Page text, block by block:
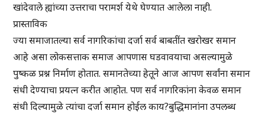
खांदेवाले ह्यांच्या उत्तराचा परामर्श येथे घेण्यात आलेला नाही.
प्रास्ताविक
ज्या समाजातल्या सर्व नागरिकांचा दर्जा सर्व बाबतींत खरोखर समान
आहे असा लोकसत्ताक समाज आपणास घडवावयाचा असल्यामुळे
पुष्कळ प्रश्न निर्माण होतात. समानतेच्या हेतूने आज आपण सर्वांना समान
संधी देण्याचा प्रयत्न करीत आहोत. पण सर्व नागरिकांना केवळ समान
संधी दिल्यामुळे त्यांचा दर्जा समान होईल काय?बुद्धिमानांना उपलब्ध